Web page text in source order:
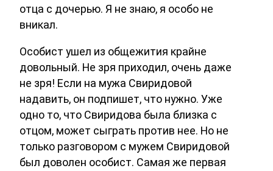
отца с дочерью. Я не знаю, я особо не
вникал.
Особист ушел из общежития крайне
довольный. Не зря приходил, очень даже
не зря! Если на мужа Свиридовой
надавить, он подпишет, что нужно. Уже
одно то, что Свиридова была близка с
отцом, может сыграть против нее. Но не
только разговором с мужем Свиридовой
был доволен особист. Самая же первая